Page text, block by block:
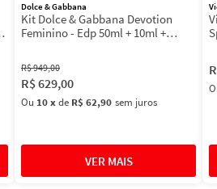
Dolce & Gabbana
Kit Dolce & Gabbana Devotion
Feminino - Edp 50ml + 10ml +
R$949,00
R$629,00
Ou 10xde R$ 62,90 sem juros